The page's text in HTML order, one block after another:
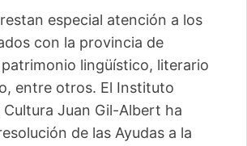
especial atención a los
con la provincia de
lingüístico, literario
entre otros. El Instituto
Juan Gil-Albert ha
de las Ayudas a la